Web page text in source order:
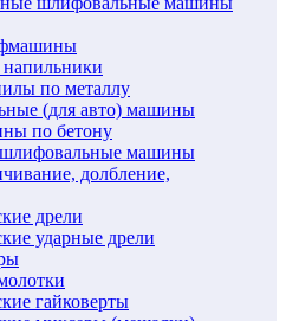
по металлу
(для авто) машины
по бетону
машины
долбление,
дрели
ударные дрели
гайковерты